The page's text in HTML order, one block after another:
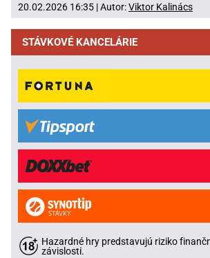
20.02.2026 16:35 | Autor:Viktor Kalinács
STÁVKOVÉ KANCELÁRIE
Hazardné hry predstavujú riziko
závislosti.